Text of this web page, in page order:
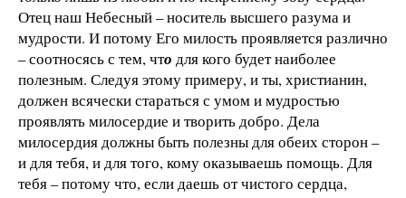
Отец наш Небесный – носитель высшего разума и
мудрости. И потому Его милость проявляется различно
– соотносясь с тем, что для кого будет наиболее
полезным. Следуя этому примеру, и ты, христианин,
должен всячески стараться с умом и мудростью
проявлять милосердие и творить добро. Дела
милосердия должны быть полезны для обеих сторон –
и для тебя, и для того, кому оказываешь помощь. Для
тебя – потому что, если даешь от чистого сердца,